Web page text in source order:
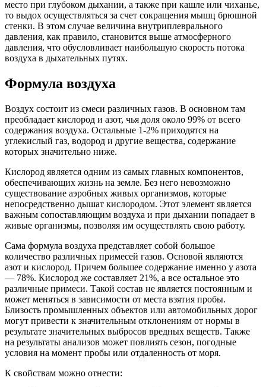
место при глубоком дыхании, а также при кашле или чиханье,
то выдох осуществляться за счет сокращения мышц брюшной
стенки. В этом случае величина внутриплеврального
давления, как правило, становится выше атмосферного
давления, что обусловливает наибольшую скорость потока
воздуха в дыхательных путях.
Формула воздуха
Воздух состоит из смеси различных газов. В основном там
преобладает кислород и азот, чья доля около 99% от всего
содержания воздуха. Остальные 1-2% приходятся на
углекислый газ, водород и другие вещества, содержание
которых значительно ниже.
Кислород является одним из самых главных компонентов,
обеспечивающих жизнь на земле. Без него невозможно
существование аэробных живых организмов, которые
непосредственно дышат кислородом. Этот элемент является
важным сопоставляющим воздуха и при дыхании попадает в
живые организмы, позволяя им осуществлять свою работу.
Сама формула воздуха представляет собой большое
количество различных примесей газов. Основой являются
азот и кислород. Причем большее содержание именно у азота
— 78%. Кислород же составляет 21%, а все остальное это
различные примеси. Такой состав не является постоянным и
может меняться в зависимости от места взятия пробы.
Близость промышленных объектов или автомобильных дорог
могут привести к значительным отклонениям от нормы в
результате значительных выбросов вредных веществ. Также
на результаты анализов может повлиять сезон, погодные
условия на момент пробы или отдаленность от моря.
К свойствам можно отнести: